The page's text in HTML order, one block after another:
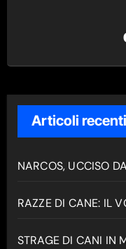
Articoli recenti
NARCOS, UCCISO
RAZZE DI CANE: IL
STRAGE DI CANI IN